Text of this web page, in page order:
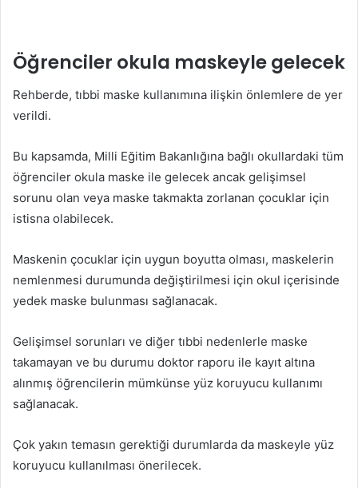
Öğrenciler okula maskeyle gelecek
Rehberde, tıbbi maske kullanımına ilişkin önlemlere de yer
verildi.
Bu kapsamda, Milli Eğitim Bakanlığına bağlı okullardaki tüm
öğrenciler okula maske ile gelecek ancak gelişimsel
sorunu olan veya maske takmakta zorlanan çocuklar için
istisna olabilecek.
Maskenin çocuklar için uygun boyutta olması, maskelerin
nemlenmesi durumunda değiştirilmesi için okul içerisinde
yedek maske bulunması sağlanacak.
Gelişimsel sorunları ve diğer tıbbi nedenlerle maske
takamayan ve bu durumu doktor raporu ile kayıt altına
alınmış öğrencilerin mümkünse yüz koruyucu kullanımı
sağlanacak.
Çok yakın temasın gerektiği durumlarda da maskeyle yüz
koruyucu kullanılması önerilecek.